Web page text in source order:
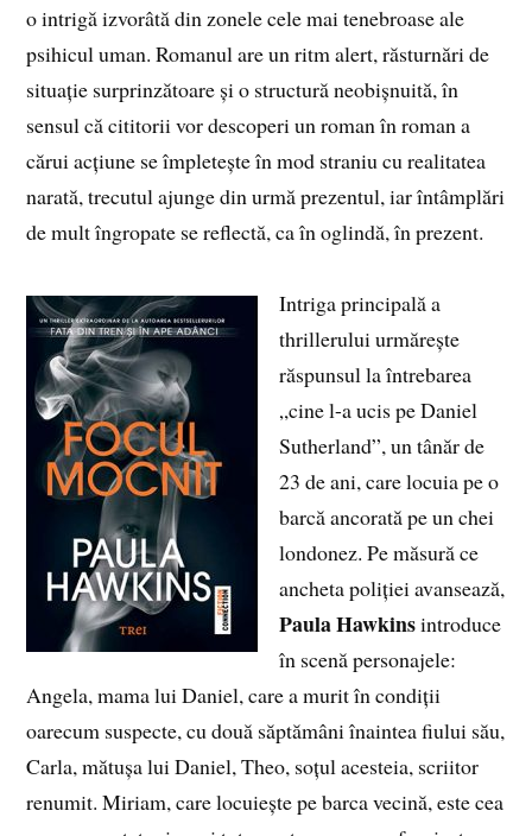
o intrigă izvorâtă din zonele cele mai tenebroase ale
psihicul uman. Romanul are un ritm alert, răsturnări de
situație surprinzătoare și o structură neobișnuită, în
sensul că cititorii vor descoperi un roman în roman a
cărui acțiune se împletește în mod straniu cu realitatea
narată, trecutul ajunge din urmă prezentul, iar întâmplări
de mult îngropate se reflectă, ca în oglindă, în prezent.
Intriga principală a
thrillerului urmărește
răspunsul la întrebarea
„cine l-a ucis pe Daniel
Sutherland”, un tânăr de
23 de ani, care locuia pe o
barcă ancorată pe un chei
londonez. Pe măsură ce
ancheta poliției avansează,
Paula Hawkinsintroduce
în scenă personajele:
Angela, mama lui Daniel, care a murit în condiții
oarecum suspecte, cu două săptămâni înaintea fiului său,
Carla, mătușa lui Daniel, Theo, soțul acesteia, scriitor
renumit. Miriam, care locuiește pe barca vecină, este cea